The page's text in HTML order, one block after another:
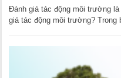
Đánh giá tác động môi trường
giá tác động môi trường? Trong